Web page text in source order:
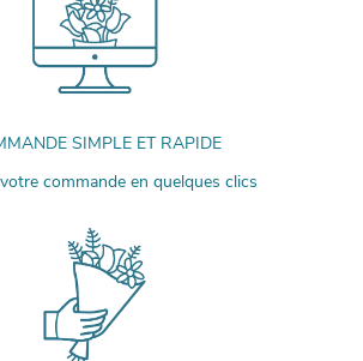
SIMPLE ET RAPIDE
commande en quelques clics